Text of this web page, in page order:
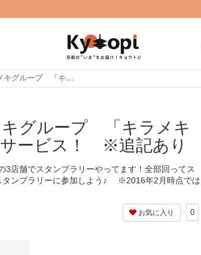
人気ラーメン店のキラメキグループ 「キラメキ祭」でラーメン一杯無料サービス！ ※追記あり
キグループ 「キラメキ
サービス！ ※追記あり
店舗でスタンプラリーやってます！全部回ってス
タンプラリーに参加しよう♪ ※2016年2月時点では
お気に入り 0